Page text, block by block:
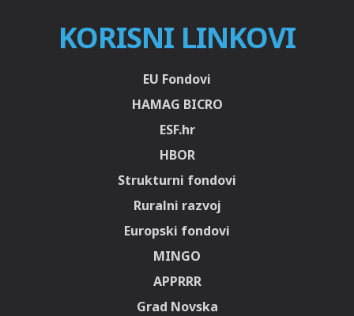
KORISNI LINKOVI
EU Fondovi
HAMAG BICRO
ESF.hr
HBOR
Strukturni fondovi
Ruralni razvoj
Europski fondovi
MINGO
APPRRR
Grad Novska